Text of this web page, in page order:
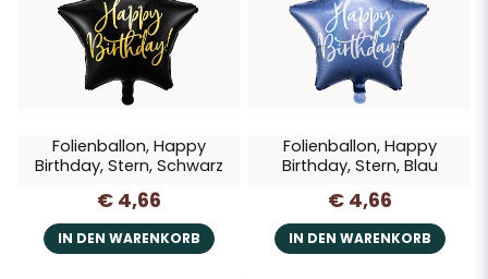
Folienballon, Happy
Birthday, Stern, Schwarz
€ 4,66
IN DEN WARENKORB
Folienballon, Happy
Birthday, Stern, Blau
€ 4,66
IN DEN WARENKORB